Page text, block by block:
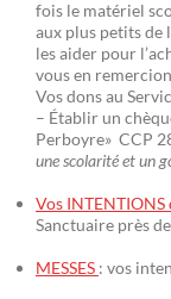
fois le matériel
aux plus petits de
les aider pour
vous en
Vos dons au
– Établir un
Perboyre» CCP
une scolarité et un
Vos INTENTIONS
Sanctuaire près
MESSES : vos